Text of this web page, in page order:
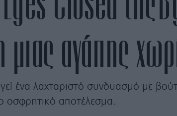
αγάπης
ένα λαχταριστό συνδυασμό με
οσφρητικό αποτέλεσμα.